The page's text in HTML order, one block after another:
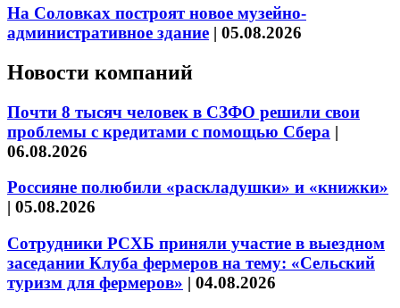
На Соловках построят новое музейно-
административное здание | 05.08.2026
Новости компаний
Почти 8 тысяч человек в СЗФО решили свои
проблемы с кредитами с помощью Сбера |
06.08.2026
Россияне полюбили «раскладушки» и «книжки»
| 05.08.2026
Сотрудники РСХБ приняли участие в выездном
заседании Клуба фермеров на тему: «Сельский
туризм для фермеров» | 04.08.2026